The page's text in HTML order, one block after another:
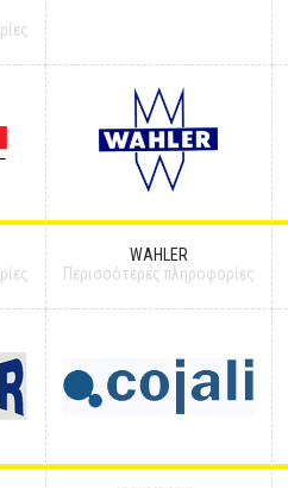
WAHLER
Περισσότερες πληροφορίες